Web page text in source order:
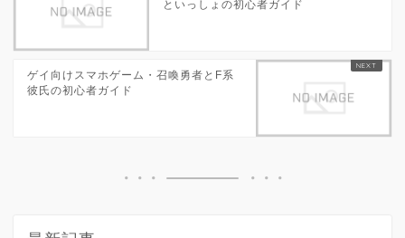
といっしょの初心者ガイド
ゲイ向けスマホゲーム・召喚勇者とF系
彼氏の初心者ガイド